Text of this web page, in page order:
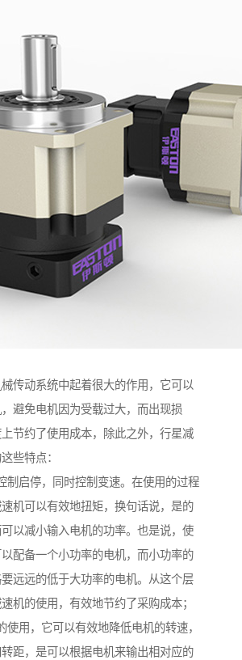
传动系统中起着很大的作用，它可以
避免电机因为受载过大，而出现损
节约了使用成本，除此之外，行星减
些特点：
制启停，同时控制变速。在使用的过程
机可以有效地扭矩，换句话说，是的
以减小输入电机的功率。也是说，使
配备一个小功率的电机，而小功率的
远远的低于大功率的电机。从这个层
机的使用，有效地节约了采购成本；
使用，它可以有效地降低电机的转速，
距，是可以根据电机来输出相对应的